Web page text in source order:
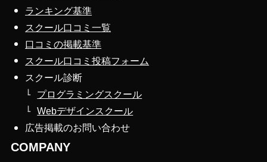
ランキング基準
スクール口コミ一覧
口コミの掲載基準
スクール口コミ投稿フォーム
スクール診断
プログラミングスクール
Webデザインスクール
広告掲載のお問い合わせ
COMPANY